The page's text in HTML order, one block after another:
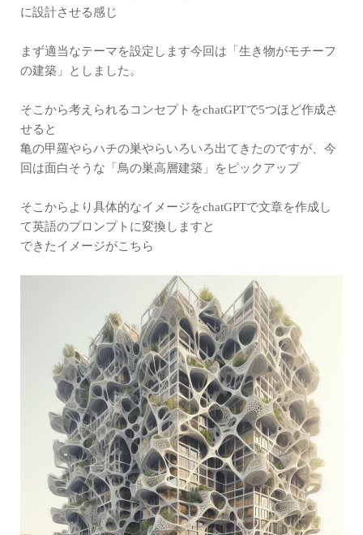
に設計させる感じ
まず適当なテーマを設定します今回は「生き物がモチーフ
の建築」としました。
そこから考えられるコンセプトをchatGPTで5つほど作成さ
せると
亀の甲羅やらハチの巣やらいろいろ出てきたのですが、今
回は面白そうな「鳥の巣高層建築」をピックアップ
そこからより具体的なイメージをchatGPTで文章を作成し
て英語のプロンプトに変換しますと
できたイメージがこちら